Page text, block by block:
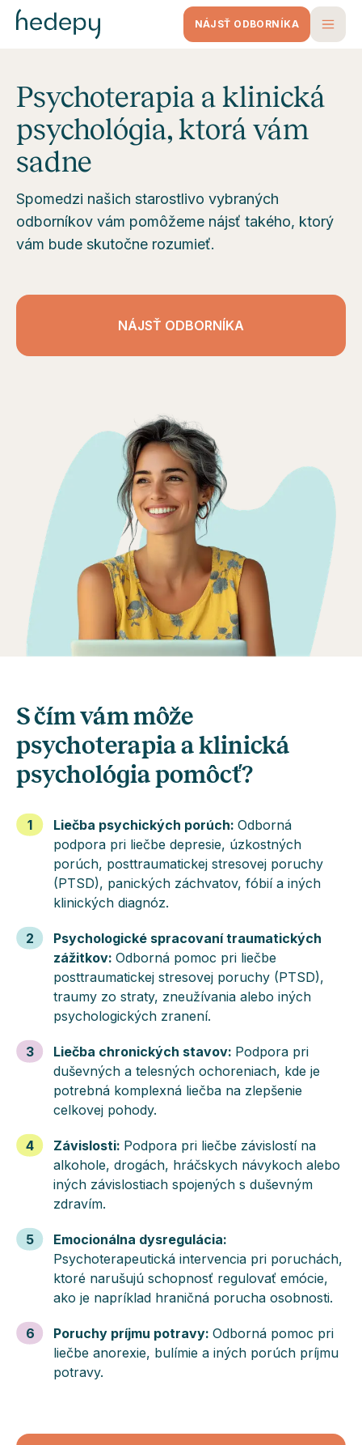
NÁJSŤ ODBORNÍKA
Psychoterapia a klinická
psychológia, ktorá vám
sadne
Spomedzi našich starostlivo vybraných
odborníkov vám pomôžeme nájsť takého, ktorý
vám bude skutočne rozumieť.
NÁJSŤ ODBORNÍKA
S čím vám môže
psychoterapia a klinická
psychológia pomôcť?
1 Liečba psychických porúch: Odborná
podpora pri liečbe depresie, úzkostných
porúch, posttraumatickej stresovej poruchy
(PTSD), panických záchvatov, fóbií a iných
klinických diagnóz.
2
Psychologické spracovaní traumatických
zážitkov: Odborná pomoc pri liečbe
posttraumatickej stresovej poruchy (PTSD),
traumy zo straty, zneužívania alebo iných
psychologických zranení.
3 Liečba chronických stavov: Podpora pri
duševných a telesných ochoreniach, kde je
potrebná komplexná liečba na zlepšenie
celkovej pohody.
4 Závislosti: Podpora pri liečbe závislostí na
alkohole, drogách, hráčskych návykoch alebo
iných závislostiach spojených s duševným
zdravím.
5 Emocionálna dysregulácia:
Psychoterapeutická intervencia pri poruchách,
ktoré narušujú schopnosť regulovať emócie,
ako je napríklad hraničná porucha osobnosti.
6 Poruchy príjmu potravy: Odborná pomoc pri
liečbe anorexie, bulímie a iných porúch príjmu
potravy.